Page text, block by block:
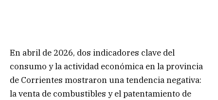
En abril de 2026, dos indicadores clave del
consumo y la actividad económica en la provincia
de Corrientes mostraron una tendencia negativa:
la venta de combustibles y el patentamiento de